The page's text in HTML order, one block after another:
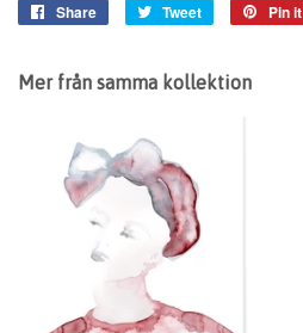
Share
Share
Tweet
Tweet
Pin it
Mer från samma kollektion